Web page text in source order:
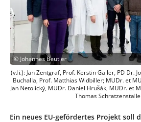
© Johannes Beutler
(v.li.): Jan Zentgraf, Prof. Kerstin Galler, PD Dr.
Buchalla, Prof. Matthias Widbiller; MUDr. et
Jan Netolický, MUDr. Daniel Hrušák, MUDr. et
Thomas
Ein neues EU-gefördertes Projekt soll